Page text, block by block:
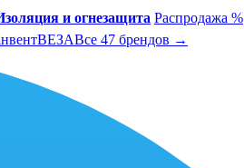
и огнезащита Распродажа %
ВЕЗАВсе 47 брендов →